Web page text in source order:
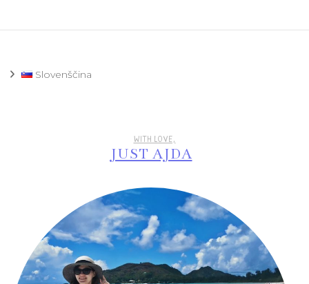
Slovenščina
WITH LOVE,
JUST AJDA